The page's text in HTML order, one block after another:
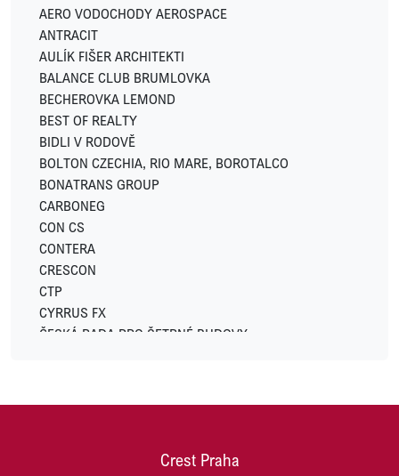
GEOSAN DEVELOPMENT
GREENBUDDIES
HOME CREDIT
HSF SYSTEM
HUISMAN
IKONIX
IN CATERING
INVESCO
JC-Metal
LEKVI DEVELOPMENT
LINKCITY
LOGICOR
LOXONE
LUXENT
LYNX
METLIFE
PASSERINVEST GROUP
AERO VODOCHODY AEROSPACE
ANTRACIT
AULÍK FIŠER ARCHITEKTI
BALANCE CLUB BRUMLOVKA
BECHEROVKA LEMOND
BEST OF REALTY
BIDLI V RODOVĚ
BOLTON CZECHIA, RIO MARE, BOROTALCO
BONATRANS GROUP
CARBONEG
CON CS
CONTERA
CRESCON
CTP
CYRRUS FX
ČESKÁ RADA PRO ŠETRNÉ BUDOVY
Crest Praha